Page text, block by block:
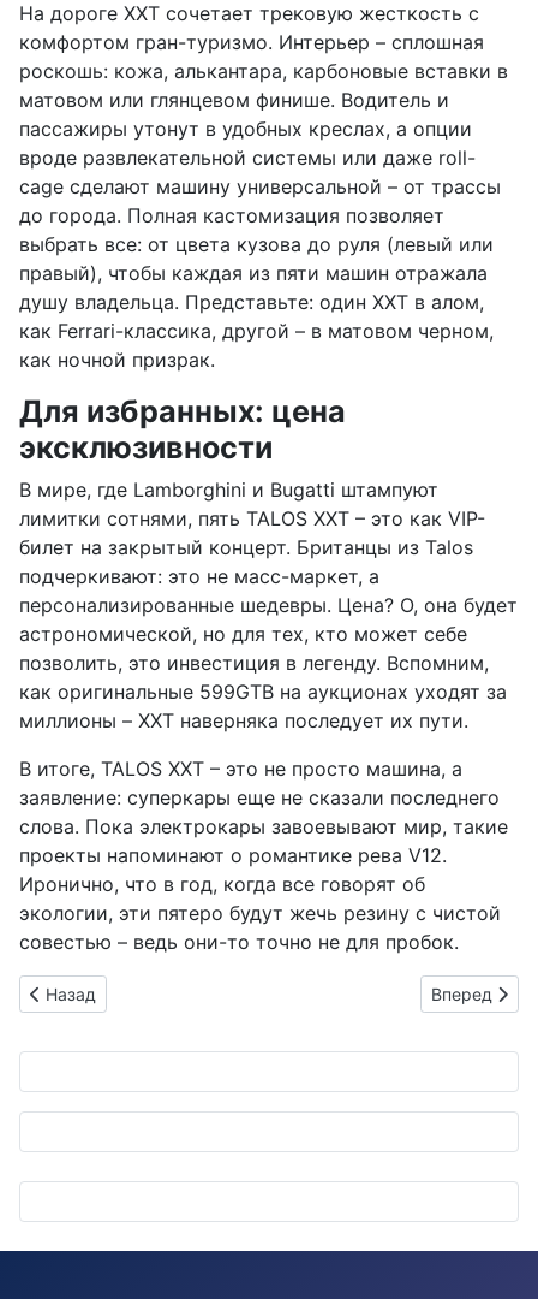
На дороге XXT сочетает трековую жесткость с
комфортом гран-туризмо. Интерьер – сплошная
роскошь: кожа, алькантара, карбоновые вставки в
матовом или глянцевом финише. Водитель и
пассажиры утонут в удобных креслах, а опции
вроде развлекательной системы или даже roll-
cage сделают машину универсальной – от трассы
до города. Полная кастомизация позволяет
выбрать все: от цвета кузова до руля (левый или
правый), чтобы каждая из пяти машин отражала
душу владельца. Представьте: один XXT в алом,
как Ferrari-классика, другой – в матовом черном,
как ночной призрак.
Для избранных: цена
эксклюзивности
В мире, где Lamborghini и Bugatti штампуют
лимитки сотнями, пять TALOS XXT – это как VIP-
билет на закрытый концерт. Британцы из Talos
подчеркивают: это не масс-маркет, а
персонализированные шедевры. Цена? О, она будет
астрономической, но для тех, кто может себе
позволить, это инвестиция в легенду. Вспомним,
как оригинальные 599GTB на аукционах уходят за
миллионы – XXT наверняка последует их пути.
В итоге, TALOS XXT – это не просто машина, а
заявление: суперкары еще не сказали последнего
слова. Пока электрокары завоевывают мир, такие
проекты напоминают о романтике рева V12.
Иронично, что в год, когда все говорят об
экологии, эти пятеро будут жечь резину с чистой
совестью – ведь они-то точно не для пробок.
Предыдущий: Японский блеск на колесах: Как технологии
Назад Следующий:
Вперед